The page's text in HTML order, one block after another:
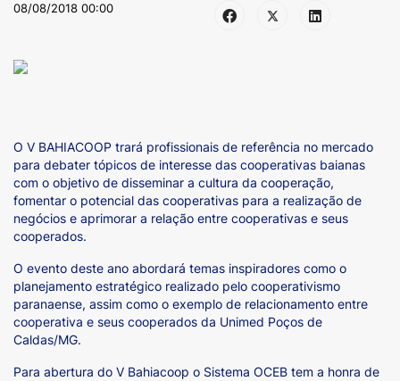
08/08/2018 00:00
O V BAHIACOOP trará profissionais de referência no mercado
para debater tópicos de interesse das cooperativas baianas
com o objetivo de disseminar a cultura da cooperação,
fomentar o potencial das cooperativas para a realização de
negócios e aprimorar a relação entre cooperativas e seus
cooperados.
O evento deste ano abordará temas inspiradores como o
planejamento estratégico realizado pelo cooperativismo
paranaense, assim como o exemplo de relacionamento entre
cooperativa e seus cooperados da Unimed Poços de
Caldas/MG.
Para abertura do V Bahiacoop o Sistema OCEB tem a honra de